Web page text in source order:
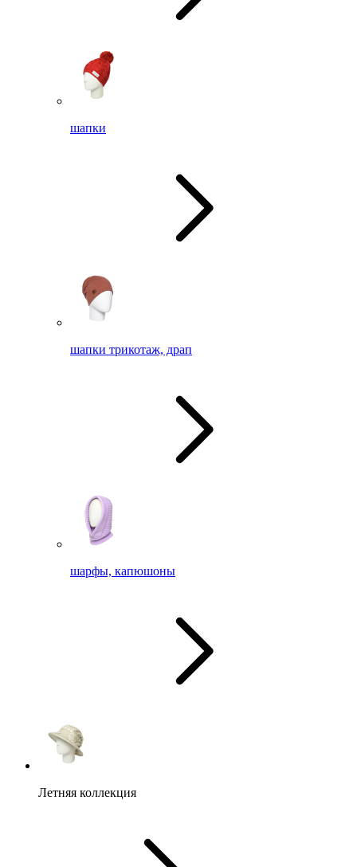
шапки
шапки трикотаж, драп
шарфы, капюшоны
Летняя коллекция